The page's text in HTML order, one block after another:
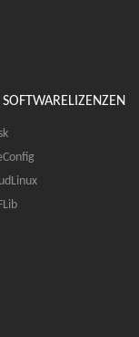
SOFTWARELIZENZEN